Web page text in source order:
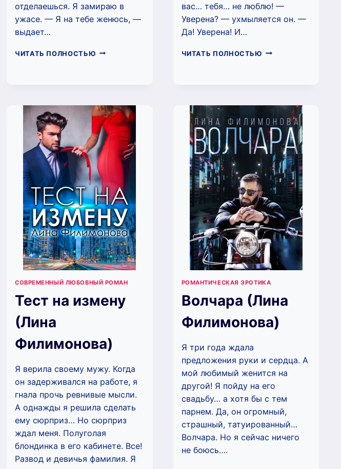
отделаешься. Я замираю в
ужасе. — Я на тебе женюсь, —
выдает…
ЧИТАТЬ ПОЛНОСТЬЮ СЮРПРИЗ
вас… тебя… не люблю! —
Уверена? — ухмыляется он. —
Да! Уверена! И…
ЧИТАТЬ ПОЛНОСТЬЮ БОСС
СОВРЕМЕННЫЙ ЛЮБОВНЫЙ РОМАН
Тест на измену
(Лина
Филимонова)
Я верила своему мужу. Когда
он задерживался на работе, я
гнала прочь ревнивые мысли.
А однажды я решила сделать
ему сюрприз… Но сюрприз
ждал меня. Полуголая
блондинка в его кабинете. Все!
Развод и девичья фамилия. Я
РОМАНТИЧЕСКАЯ ЭРОТИКА
Волчара (Лина
Филимонова)
Я три года ждала
предложения руки и сердца. А
мой любимый женится на
другой! Я пойду на его
свадьбу… а хотя бы с тем
парнем. Да, он огромный,
страшный, татуированный…
Волчара. Но я сейчас ничего
не боюсь….